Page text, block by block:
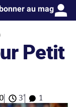
au mag
Petit
3' 1